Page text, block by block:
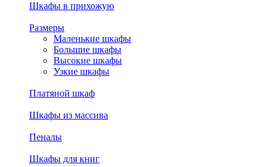
Шкафы в прихожую
Размеры
Маленькие шкафы
Большие шкафы
Высокие шкафы
Узкие шкафы
Платяной шкаф
Шкафы из массива
Пеналы
Шкафы для книг